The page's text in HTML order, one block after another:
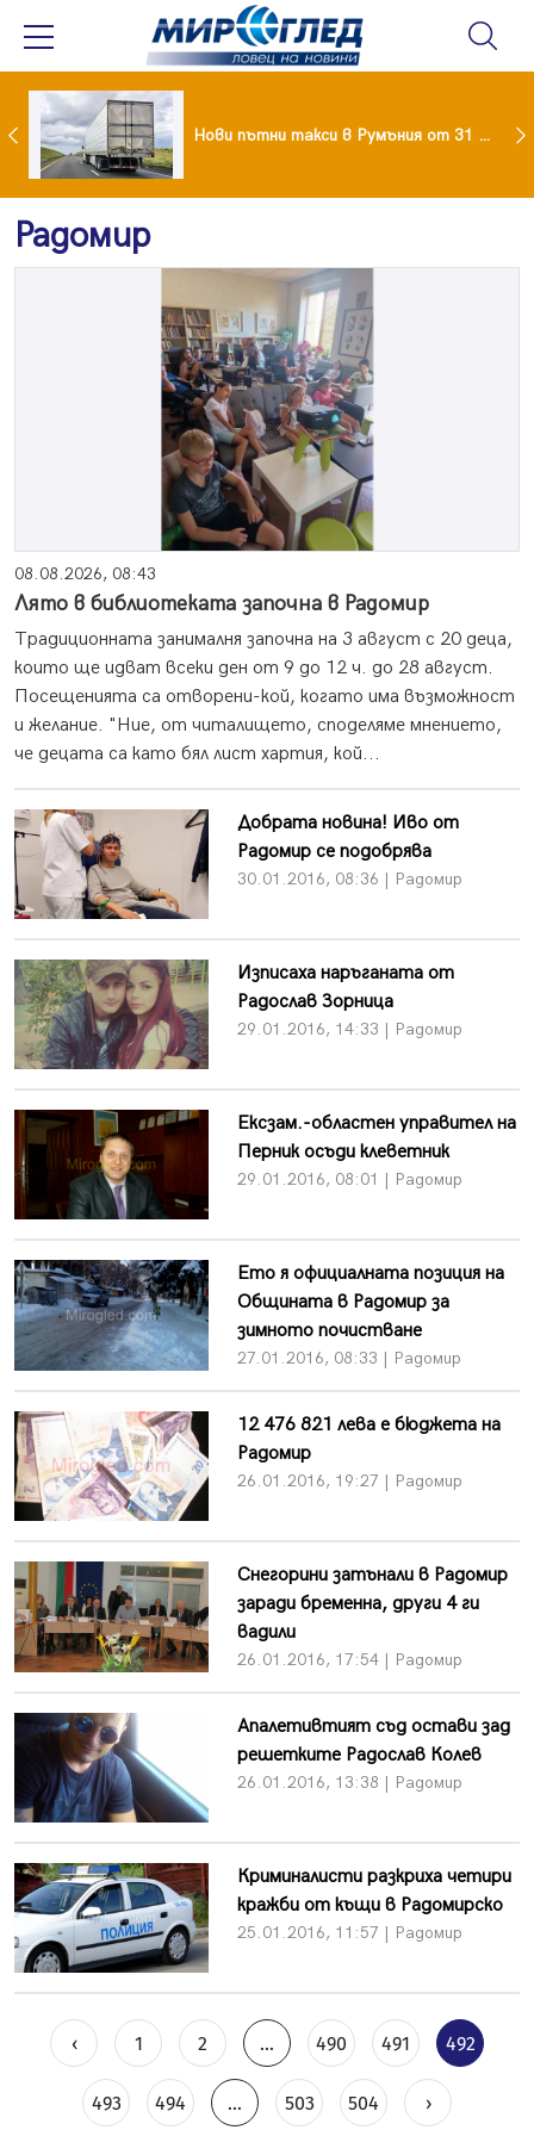
Андреа призна за новата си любов – руснакът Игор Нови пътни такси в Румъния от 31 август: Колко ще плащат камионите и колите
Радомир
08.08.2026, 08:43
Лято в библиотеката започна в Радомир
Традиционната занималня започна на 3 август с 20 деца,
които ще идват всеки ден от 9 до 12 ч. до 28 август.
Посещенията са отворени-кой, когато има възможност
и желание. "Ние, от читалището, споделяме мнението,
че децата са като бял лист хартия, кой...
Добрата новина! Иво от
Радомир се подобрява
30.01.2016, 08:36 | Радомир
Изписаха наръганата от
Радослав Зорница
29.01.2016, 14:33 | Радомир
Ексзам.-областен управител на
Перник осъди клеветник
29.01.2016, 08:01 | Радомир
Ето я официалната позиция на
Общината в Радомир за
зимното почистване
27.01.2016, 08:33 | Радомир
12 476 821 лева е бюджета на
Радомир
26.01.2016, 19:27 | Радомир
Снегорини затънали в Радомир
заради бременна, други 4 ги
вадили
26.01.2016, 17:54 | Радомир
Апалетивтият съд остави зад
решетките Радослав Колев
26.01.2016, 13:38 | Радомир
Криминалисти разкриха четири
кражби от къщи в Радомирско
25.01.2016, 11:57 | Радомир
‹ 1 2 ... 490 491 492
493 494 ... 503 504 ›